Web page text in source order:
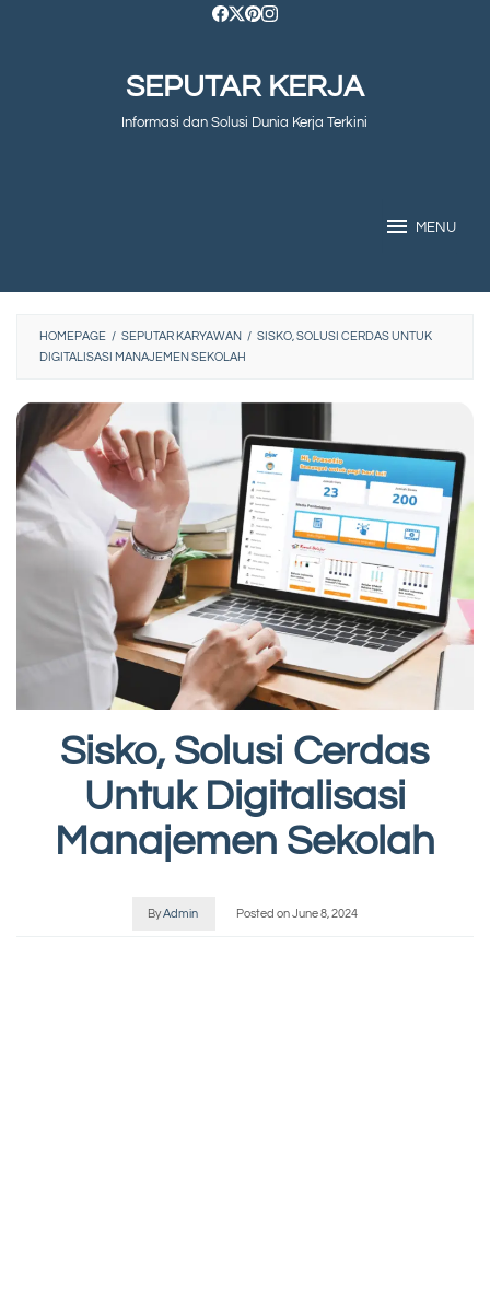
SEPUTAR KERJA
Informasi dan Solusi Dunia Kerja Terkini
MENU
HOMEPAGE / SEPUTAR KARYAWAN / SISKO, SOLUSI CERDAS UNTUK
DIGITALISASI MANAJEMEN SEKOLAH
Sisko, Solusi Cerdas
Untuk Digitalisasi
Manajemen Sekolah
ByAdmin Posted onJune 8, 2024